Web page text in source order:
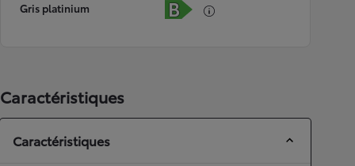
Gris platinium
Caractéristiques
Caractéristiques